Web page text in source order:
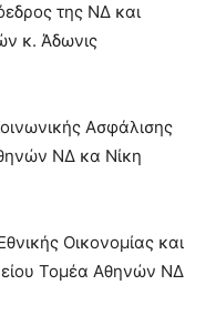
της ΝΔ και
κ. Άδωνις
Ασφάλισης
ΝΔ κα Νίκη
Οικονομίας και
Τομέα Αθηνών ΝΔ